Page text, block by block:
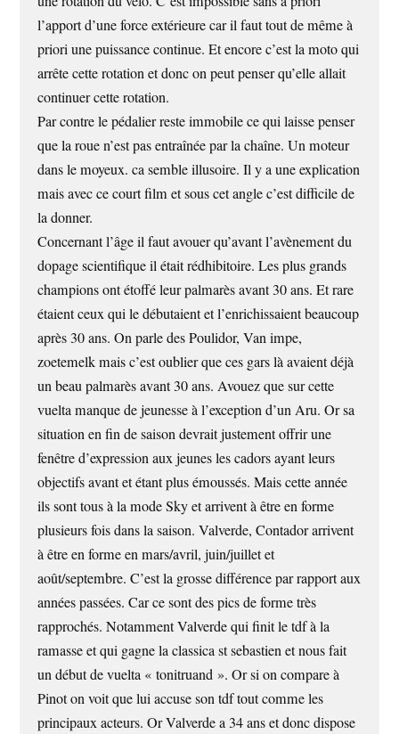
l’apport d’une force extérieure car il faut tout de même à
priori une puissance continue. Et encore c’est la moto qui
arrête cette rotation et donc on peut penser qu’elle allait
continuer cette rotation.
Par contre le pédalier reste immobile ce qui laisse penser
que la roue n’est pas entraînée par la chaîne. Un moteur
dans le moyeux. ca semble illusoire. Il y a une explication
mais avec ce court film et sous cet angle c’est difficile de
la donner.
Concernant l’âge il faut avouer qu’avant l’avènement du
dopage scientifique il était rédhibitoire. Les plus grands
champions ont étoffé leur palmarès avant 30 ans. Et rare
étaient ceux qui le débutaient et l’enrichissaient beaucoup
après 30 ans. On parle des Poulidor, Van impe,
zoetemelk mais c’est oublier que ces gars là avaient déjà
un beau palmarès avant 30 ans. Avouez que sur cette
vuelta manque de jeunesse à l’exception d’un Aru. Or sa
situation en fin de saison devrait justement offrir une
fenêtre d’expression aux jeunes les cadors ayant leurs
objectifs avant et étant plus émoussés. Mais cette année
ils sont tous à la mode Sky et arrivent à être en forme
plusieurs fois dans la saison. Valverde, Contador arrivent
à être en forme en mars/avril, juin/juillet et
août/septembre. C’est la grosse différence par rapport aux
années passées. Car ce sont des pics de forme très
rapprochés. Notamment Valverde qui finit le tdf à la
ramasse et qui gagne la classica st sebastien et nous fait
un début de vuelta « tonitruand ». Or si on compare à
Pinot on voit que lui accuse son tdf tout comme les
principaux acteurs. Or Valverde a 34 ans et donc dispose